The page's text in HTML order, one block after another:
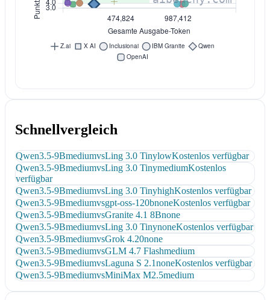
Schnellvergleich
Qwen3.5-9BmediumvsLing 3.0 TinylowKostenlos verfügbar
Qwen3.5-9BmediumvsLing 3.0 TinymediumKostenlos
verfügbar
Qwen3.5-9BmediumvsLing 3.0 TinyhighKostenlos verfügbar
Qwen3.5-9Bmediumvsgpt-oss-120bnoneKostenlos verfügbar
Qwen3.5-9BmediumvsGranite 4.1 8Bnone
Qwen3.5-9BmediumvsLing 3.0 TinynoneKostenlos verfügbar
Qwen3.5-9BmediumvsGrok 4.20none
Qwen3.5-9BmediumvsGLM 4.7 Flashmedium
Qwen3.5-9BmediumvsLaguna S 2.1noneKostenlos verfügbar
Qwen3.5-9BmediumvsMiniMax M2.5medium